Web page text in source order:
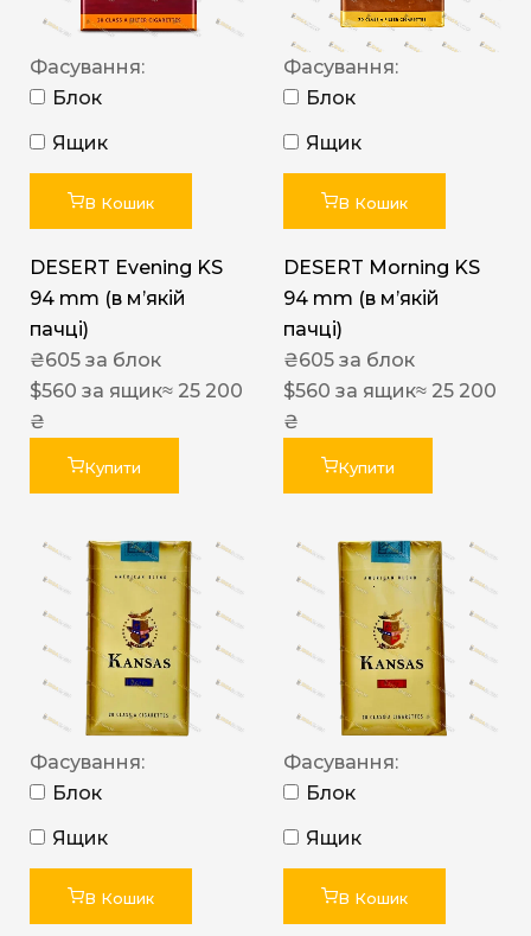
Фасування:
Блок
Ящик
В Кошик
DESERT Evening KS
94 mm (в мʼякій
пачці)
₴605 за блок
$560 за ящик≈ 25 200
₴
Купити
Фасування:
Блок
Ящик
В Кошик
DESERT Morning KS
94 mm (в мʼякій
пачці)
₴605 за блок
$560 за ящик≈ 25 200
₴
Купити
Фасування:
Блок
Ящик
В Кошик
Фасування:
Блок
Ящик
В Кошик